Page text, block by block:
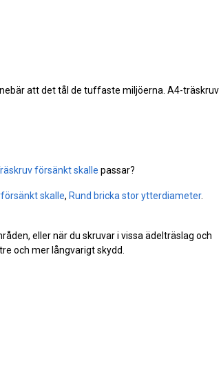
att det tål de tuffaste miljöerna. A4-träskruv
försänkt skalle passar?
skalle, Rund bricka stor ytterdiameter.
eller när du skruvar i vissa ädelträslag och
och mer långvarigt skydd.